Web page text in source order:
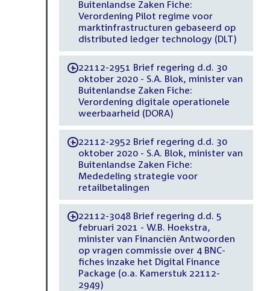
Buitenlandse Zaken Fiche:
Verordening Pilot regime voor
marktinfrastructuren gebaseerd op
distributed ledger technology (DLT)
-22112-2951 Brief regering d.d. 30
oktober 2020 - S.A. Blok, minister van
Buitenlandse Zaken Fiche:
Verordening digitale operationele
weerbaarheid (DORA)
-22112-2952 Brief regering d.d. 30
oktober 2020 - S.A. Blok, minister van
Buitenlandse Zaken Fiche:
Mededeling strategie voor
retailbetalingen
-22112-3048 Brief regering d.d. 5
februari 2021 - W.B. Hoekstra,
minister van Financiën Antwoorden
op vragen commissie over 4 BNC-
fiches inzake het Digital Finance
Package (o.a. Kamerstuk 22112-
2949)